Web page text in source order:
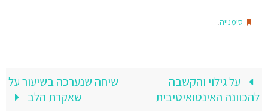
סימנייה.
על גילוי והקשבה
להכוונה האינטואיטיבית
שיחה שנערכה בשיעור על
שאקרת הלב